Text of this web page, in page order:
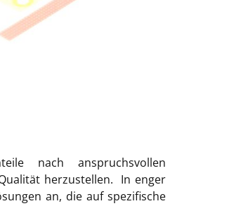
nach anspruchsvollen
herzustellen. In enger
an, die auf spezifische